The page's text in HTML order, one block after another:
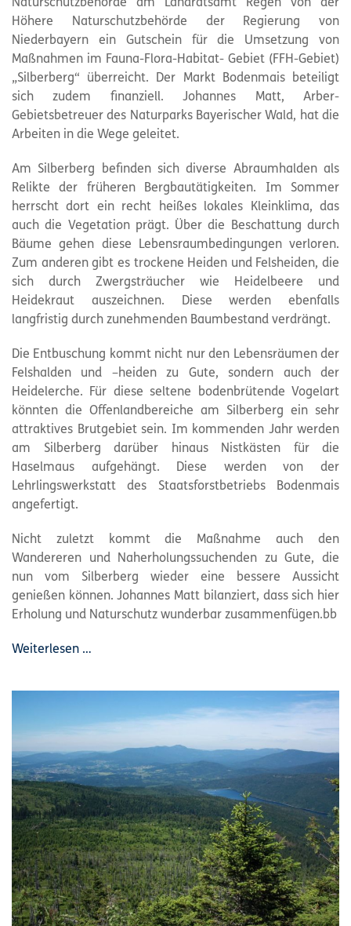
Naturschutzbehörde am Landratsamt Regen von der
Höhere Naturschutzbehörde der Regierung von
Niederbayern ein Gutschein für die Umsetzung von
Maßnahmen im Fauna-Flora-Habitat- Gebiet (FFH-Gebiet)
„Silberberg“ überreicht. Der Markt Bodenmais beteiligt
sich zudem finanziell. Johannes Matt, Arber-
Gebietsbetreuer des Naturparks Bayerischer Wald, hat die
Arbeiten in die Wege geleitet.
Am Silberberg befinden sich diverse Abraumhalden als
Relikte der früheren Bergbautätigkeiten. Im Sommer
herrscht dort ein recht heißes lokales Kleinklima, das
auch die Vegetation prägt. Über die Beschattung durch
Bäume gehen diese Lebensraumbedingungen verloren.
Zum anderen gibt es trockene Heiden und Felsheiden, die
sich durch Zwergsträucher wie Heidelbeere und
Heidekraut auszeichnen. Diese werden ebenfalls
langfristig durch zunehmenden Baumbestand verdrängt.
Die Entbuschung kommt nicht nur den Lebensräumen der
Felshalden und –heiden zu Gute, sondern auch der
Heidelerche. Für diese seltene bodenbrütende Vogelart
könnten die Offenlandbereiche am Silberberg ein sehr
attraktives Brutgebiet sein. Im kommenden Jahr werden
am Silberberg darüber hinaus Nistkästen für die
Haselmaus aufgehängt. Diese werden von der
Lehrlingswerkstatt des Staatsforstbetriebs Bodenmais
angefertigt.
Nicht zuletzt kommt die Maßnahme auch den
Wandereren und Naherholungssuchenden zu Gute, die
nun vom Silberberg wieder eine bessere Aussicht
genießen können. Johannes Matt bilanziert, dass sich hier
Erholung und Naturschutz wunderbar zusammenfügen.bb
Weiterlesen …